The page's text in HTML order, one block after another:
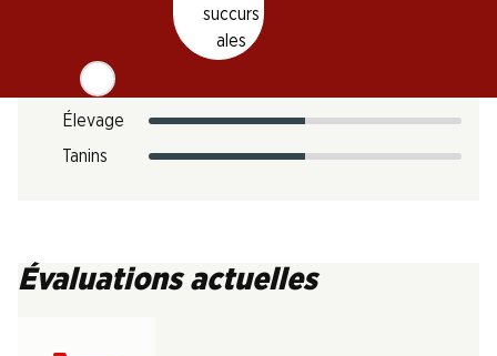
succurs
ales
Intensité
Élevage
Tanins
Évaluations actuelles